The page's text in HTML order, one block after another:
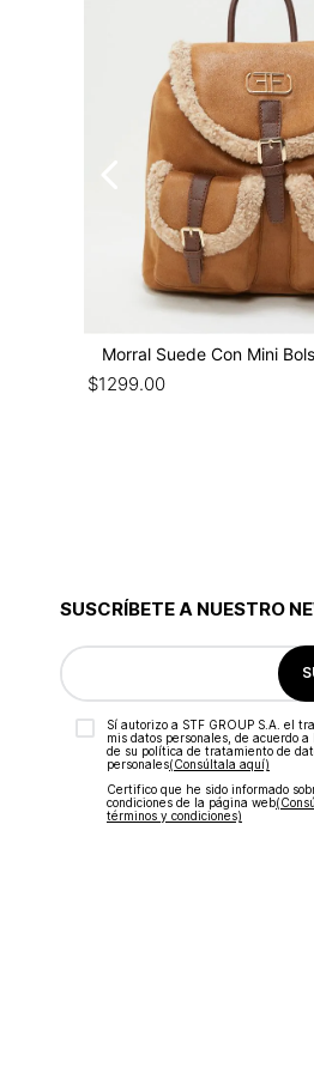
Morral Suede Con Mini
$1299.00
SUSCRÍBETE A NUESTRO
Sí autorizo a STF GROUP S.A. el
mis datos personales, de acuerdo
de su política de tratamiento de
personales‎(Consúltala aquí)
Certifico que he sido informado
condiciones de la página web‎
términos y condiciones)